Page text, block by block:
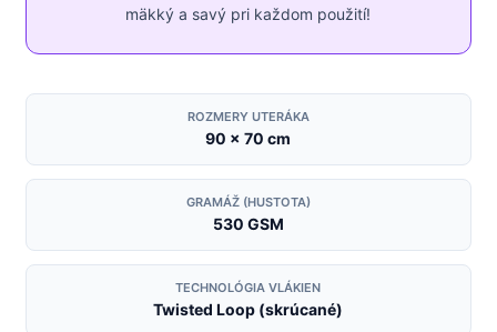
mäkký a savý pri každom použití!
ROZMERY UTERÁKA
90 x 70 cm
GRAMÁŽ (HUSTOTA)
530 GSM
TECHNOLÓGIA VLÁKIEN
Twisted Loop (skrúcané)